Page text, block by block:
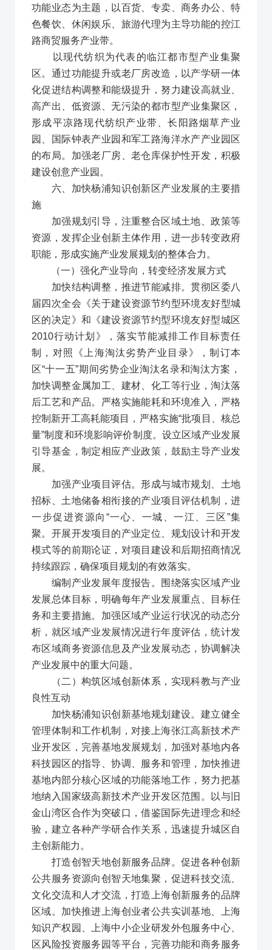
功能业态为主题，以百货、专卖、商务办公、特
色餐饮、休闲娱乐、旅游代理为主导功能的控江
路商贸服务产业带。
以现代纺织为代表的临江都市型产业集聚
区。通过功能提升或老厂房改造，以产学研一体
化促进结构调整和能级提升，努力建设高就业、
高产出、低资源、无污染的都市型产业集聚区，
形成平凉路现代纺织产业带、长阳路烟草产业
园、国际钟表产业园和军工路海洋水产产业园区
的布局。加强老厂房、老仓库保护性开发，积极
建设创意产业园。
六、加快杨浦知识创新区产业发展的主要措
施
加强规划引导，注重整合区域土地、政策等
资源，发挥企业创新主体作用，进一步转变政府
职能，形成实施产业发展规划的整体合力。
（一）强化产业导向，转变经济发展方式
加快结构调整，推进节能减排。贯彻区委八
届四次全会《关于建设资源节约型环境友好型城
区的决定》和《建设资源节约型环境友好型城区
2010行动计划》，落实节能减排工作目标责任
制，对照《上海淘汰劣势产业目录》，制订本
区“十一五”期间劣势企业淘汰名录和淘汰方案，
加快调整金属加工、建材、化工等行业，淘汰落
后工艺和产品。严格实施能耗和环境准入，严格
控制新开工高耗能项目，严格实施“批项目、核总
量”制度和环境影响评价制度。设立区域产业发展
引导基金，制定相应产业政策，鼓励主导产业发
展。
加强产业项目评估。形成与城市规划、土地
招标、土地储备相衔接的产业项目评估机制，进
一步促进资源向 “一心、一城、一江、三区”集
聚。开展开发项目的产业定位、规划设计和开发
模式等的前期论证，对项目建设和后期招商情况
持续跟踪，确保项目规划的有效落实。
编制产业发展年度报告。围绕落实区域产业
发展总体目标，明确每年产业发展重点、目标任
务和主要措施。加强区域产业运行状况的动态分
析，就区域产业发展情况进行年度评估，统计发
布区域商务资源信息及产业发展动态，协调解决
产业发展中的重大问题。
（二）构筑区域创新体系，实现科教与产业
良性互动
加快杨浦知识创新基地规划建设。建立健全
管理体制和工作机制，对接上海张江高新技术产
业开发区，完善基地发展规划，加强对基地内各
科技园区的指导、协调、服务和管理，加快推进
基地内部分核心区域的功能落地工作，努力把基
地纳入国家级高新技术产业开发区范围。以与旧
金山湾区合作为突破口，借鉴国际先进理念和经
验，建立各种产学研合作关系，迅速提升城区自
主创新能力。
打造创智天地创新服务品牌。促进各种创新
公共服务资源向创智天地集聚，促进科技交流、
文化交流和人才交流，打造上海创新服务的品牌
区域。加快推进上海创业者公共实训基地、上海
知识产权园、上海中小企业研发外包服务中心、
区风险投资服务园等平台，完善功能和商务服务